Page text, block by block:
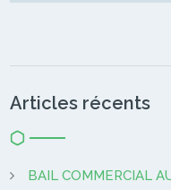
Articles récents
BAIL COMMERCIAL